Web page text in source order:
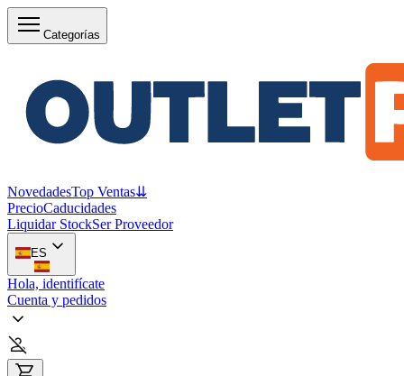
Categorías
NovedadesTop Ventas⇊
PrecioCaducidades
Liquidar StockSer Proveedor
ES
Hola, identifícate
Cuenta y pedidos